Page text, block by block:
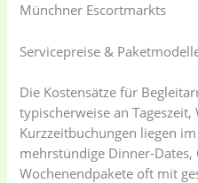
Münchner Escortmarkts
Servicepreise &
Die Kostensätze für
typischerweise an
Kurzzeitbuchungen liegen
mehrstündige Dinner-
Wochenendpakete oft mit